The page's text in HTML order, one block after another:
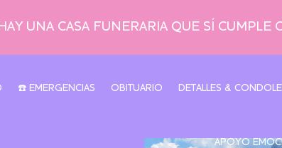
UNA CASA FUNERARIA QUE SÍ CUMPLE
☎️ EMERGENCIAS OBITUARIO DETALLES &
APOYO